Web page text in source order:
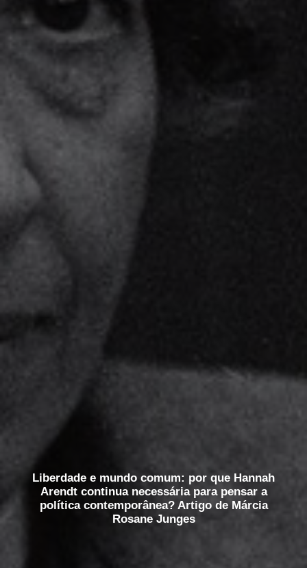
Liberdade e mundo comum: por que Hannah
Arendt continua necessária para pensar a
política contemporânea? Artigo de Márcia
Rosane Junges